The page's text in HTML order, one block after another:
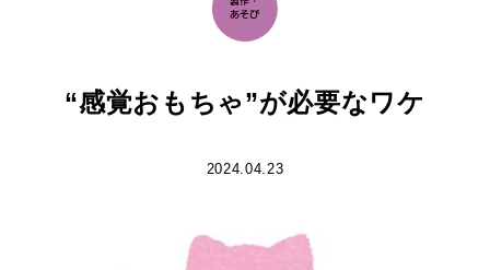
“感覚おもちゃ”が必要なワケ
2024.04.23